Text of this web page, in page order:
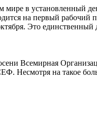
в установленный
на первый рабочий
Это единственный
Всемирная
Несмотря на такое